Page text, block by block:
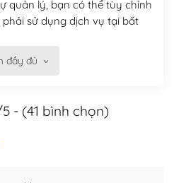
quản lý, bạn có thể tùy chỉnh
sử dụng dịch vụ tại bất
tên miền và hosting để
WordPress
kiếm
đầy đủ
- (41 bình chọn)